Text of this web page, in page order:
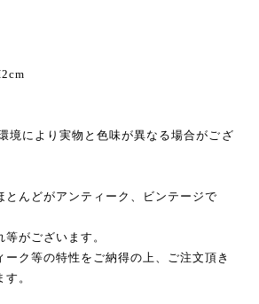
境により実物と色味が異なる場合がござ
とんどがアンティーク、ビンテージで
がございます。
ーク等の特性をご納得の上、ご注文頂き
。